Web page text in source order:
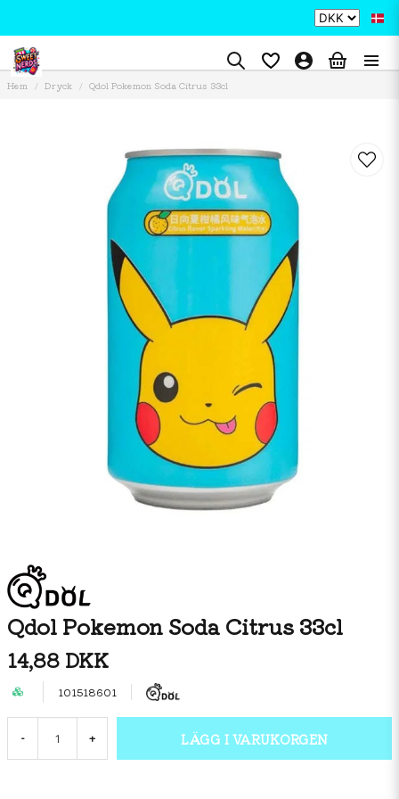
Hem Dryck Qdol Pokemon Soda Citrus 33cl
Qdol Pokemon Soda Citrus 33cl
14,88 DKK
101518601
- + LÄGG I VARUKORGEN